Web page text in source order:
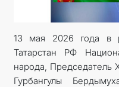
13 мая 2026 года в
Татарстан РФ
народа, Председатель
Гурбангулы